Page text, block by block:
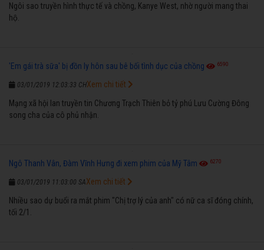
Ngôi sao truyền hình thực tế và chồng, Kanye West, nhờ người mang thai
hộ.
'Em gái trà sữa' bị đồn ly hôn sau bê bối tình dục của chồng 6590
03/01/2019 12:03:33 CH
Mạng xã hội lan truyền tin Chương Trạch Thiên bỏ tỷ phú Lưu Cường Đông
song cha của cô phủ nhận.
Xem chi tiết
Ngô Thanh Vân, Đàm Vĩnh Hưng đi xem phim của Mỹ Tâm 6270
03/01/2019 11:03:00 SA
Nhiều sao dự buổi ra mắt phim "Chị trợ lý của anh" có nữ ca sĩ đóng chính,
tối 2/1.
Xem chi tiết